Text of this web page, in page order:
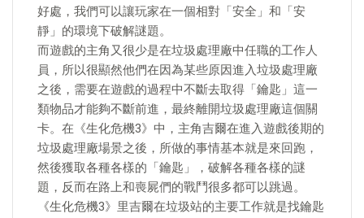
好處，我們可以讓玩家在一個相對「安全」和「安
靜」的環境下破解謎題。
而遊戲的主角又很少是在垃圾處理廠中任職的工作人
員，所以很顯然他們在因為某些原因進入垃圾處理廠
之後，需要在遊戲的過程中不斷去取得「鑰匙」這一
類物品才能夠不斷前進，最終離開垃圾處理廠這個關
卡。在《生化危機3》中，主角吉爾在進入遊戲後期的
垃圾處理廠場景之後，所做的事情基本就是來回跑，
然後獲取各種各樣的「鑰匙」，破解各種各樣的謎
題，反而在路上和喪屍們的戰鬥很多都可以跳過。
《生化危機3》里吉爾在垃圾站的主要工作就是找鑰匙